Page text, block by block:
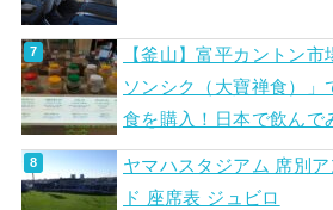
【釜山】富平カントン市
ソンシク（大寶禅食）」
食を購入！日本で飲んで
ヤマハスタジアム 席別
ド 座席表 ジュビロ